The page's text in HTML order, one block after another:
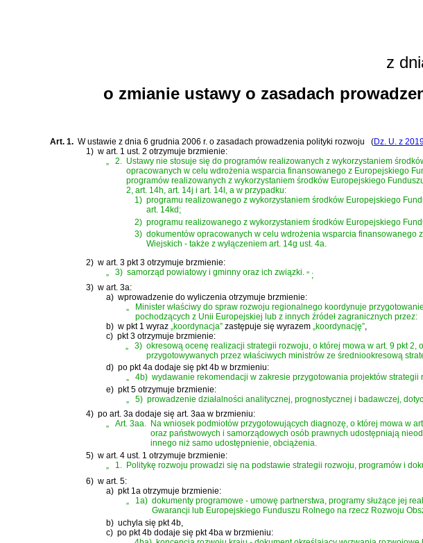
z
o zmianie ustawy o zasadach
Art. 1. Wustawie z dnia 6 grudnia 2006 r. o zasadach prowadzenia polityki rozwoju (Dz. U. z
1) w art. 1 ust. 2 otrzymuje brzmienie:
„
2. Ustawy nie stosuje się do programów realizowanych z wykorzystaniem
opracowanych w celu wdrożenia wsparcia finansowanego z Europejskiego
programów realizowanych z wykorzystaniem środków Europejskiego
2, art. 14h, art. 14j i art. 14l, a w przypadku:
1) programu realizowanego z wykorzystaniem środków Europejskiego
art. 14kd;
2) programu realizowanego z wykorzystaniem środków Europejskiego
3) dokumentów opracowanych w celu wdrożenia wsparcia
Wiejskich - także z wyłączeniem art. 14g ust. 4a.
2) w art. 3 pkt 3 otrzymuje brzmienie:
„
3) samorząd powiatowy i gminny oraz ich związki. ” ;
3) w art. 3a:
a) wprowadzenie do wyliczenia otrzymuje brzmienie:
Minister właściwy do spraw rozwoju regionalnego koordynuje
pochodzących z Unii Europejskiej lub z innych źródeł zagranicznych przez:
b) w pkt 1 wyraz „koordynacja” zastępuje się wyrazem „koordynację”
c) pkt 3 otrzymuje brzmienie:
3) okresową ocenę realizacji strategii rozwoju, o której mowa w art. 9 pkt
przygotowywanych przez właściwych ministrów ze średniookresową
d) po pkt 4a dodaje się pkt 4b w brzmieniu:
„
4b) wydawanie rekomendacji w zakresie przygotowania projektów strategii
e) pkt 5 otrzymuje brzmienie:
5) prowadzenie działalności analitycznej, prognostycznej i badawczej,
4) po art. 3a dodaje się art. 3aa w brzmieniu:
„
Art. 3aa. Na wniosek podmiotów przygotowujących diagnozę, o której mowa w
oraz państwowych i samorządowych osób prawnych udostępniają
innego niż samo udostępnienie, obciążenia.
5) w art. 4 ust. 1 otrzymuje brzmienie:
1. Politykę rozwoju prowadzi się na podstawie strategii rozwoju, programów i
6) w art. 5:
a) pkt 1a otrzymuje brzmienie:
„
1a) dokumenty programowe - umowę partnerstwa, programy służące jej
Gwarancji lub Europejskiego Funduszu Rolnego na rzecz Rozwoju
b) uchyla się pkt 4b,
c) po pkt 4b dodaje się pkt 4ba w brzmieniu: